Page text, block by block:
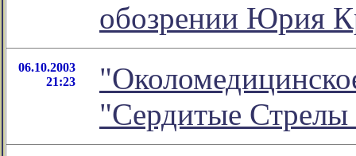
обозрении Юрия
06.10.2003
21:23
"Сердитые